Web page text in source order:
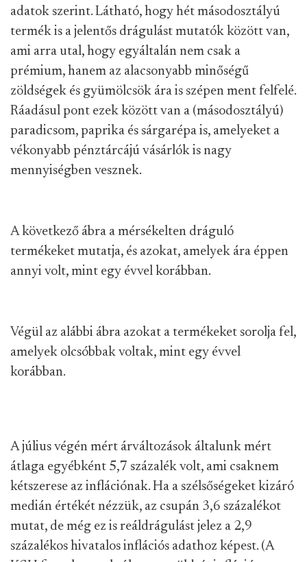
adatok szerint. Látható, hogy hét másodosztályú
termék is a jelentős drágulást mutatók között van,
ami arra utal, hogy egyáltalán nem csak a
prémium, hanem az alacsonyabb minőségű
zöldségek és gyümölcsök ára is szépen ment felfelé.
Ráadásul pont ezek között van a (másodosztályú)
paradicsom, paprika és sárgarépa is, amelyeket a
vékonyabb pénztárcájú vásárlók is nagy
mennyiségben vesznek.
A következő ábra a mérsékelten dráguló
termékeket mutatja, és azokat, amelyek ára éppen
annyi volt, mint egy évvel korábban.
Végül az alábbi ábra azokat a termékeket sorolja fel,
amelyek olcsóbbak voltak, mint egy évvel
korábban.
A július végén mért árváltozások általunk mért
átlaga egyébként 5,7 százalék volt, ami csaknem
kétszerese az inflációnak. Ha a szélsőségeket kizáró
medián értékét nézzük, az csupán 3,6 százalékot
mutat, de még ez is reáldrágulást jelez a 2,9
százalékos hivatalos inflációs adathoz képest. (A